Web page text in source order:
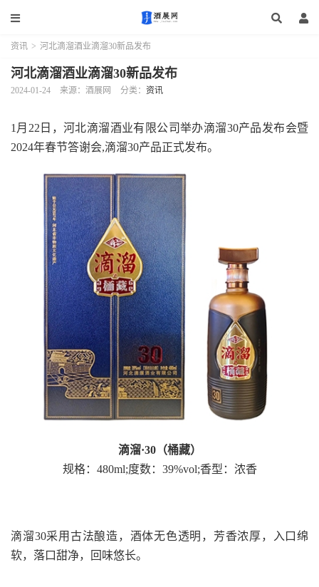
资讯 > 河北滴溜酒业滴溜30新品发布
河北滴溜酒业滴溜30新品发布
2024-01-24 来源：酒展网 分类： 资讯
1月22日，河北滴溜酒业有限公司举办滴溜30产品发布会暨
2024年春节答谢会,滴溜30产品正式发布。
滴溜·30（桶藏）
规格：480ml;度数：39%vol;香型：浓香
滴溜30采用古法酿造，酒体无色透明，芳香浓厚，入口绵
软，落口甜净，回味悠长。